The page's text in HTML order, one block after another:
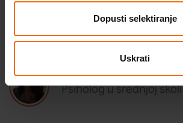
Dopusti selektiranje
Uskrati
Dora Vranjican Leško
Psiholog u srednjoj školi